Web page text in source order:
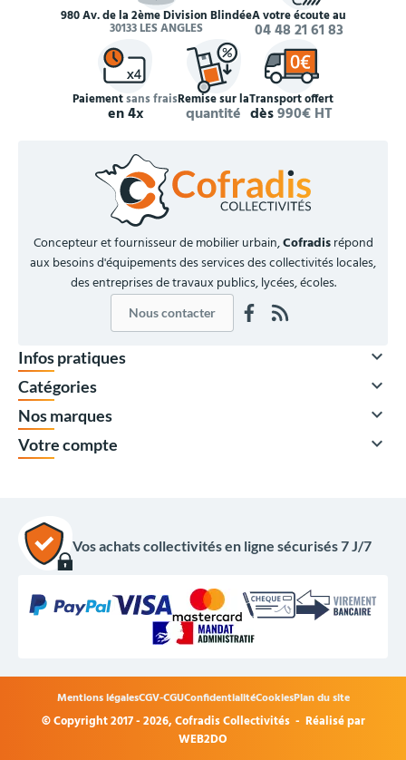
458,00 €HT
549,60 €TTC
Coloris :
980 Av. de la 2ème Division Blindée
30133 LES ANGLES
À votre écoute au
04 48 21 61 83
Paiementsans frais
en 4x
Remise sur la
quantité
Transport offert
dès990€ HT
Concepteur et fournisseur de mobilier urbain,Cofradisrépond
aux besoins d'équipements des services des collectivités locales,
des entreprises de travaux publics, lycées, écoles.
Nous contacter
Infos pratiques 
Catégories 
Nos marques 
Votre compte 
Vos achats collectivités en ligne sécurisés 7 J/7
© Copyright 2017 - 2026,Cofradis Collectivités - Réalisé par
WEB2DO
Mentions légalesCGV-CGUConfidentialitéCookiesPlan du site